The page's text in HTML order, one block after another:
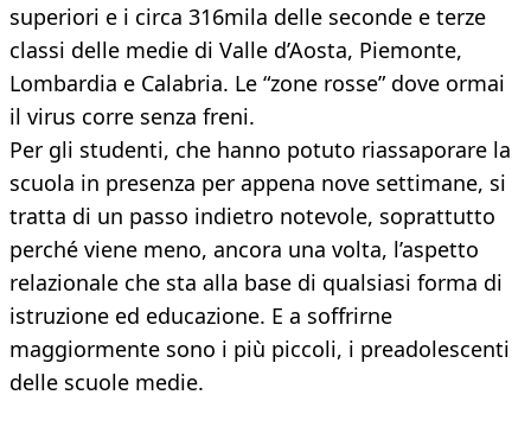
superiori e i circa 316mila delle seconde e terze
classi delle medie di Valle d’Aosta, Piemonte,
Lombardia e Calabria. Le “zone rosse” dove ormai
il virus corre senza freni.
Per gli studenti, che hanno potuto riassaporare la
scuola in presenza per appena nove settimane, si
tratta di un passo indietro notevole, soprattutto
perché viene meno, ancora una volta, l’aspetto
relazionale che sta alla base di qualsiasi forma di
istruzione ed educazione. E a soffrirne
maggiormente sono i più piccoli, i preadolescenti
delle scuole medie.